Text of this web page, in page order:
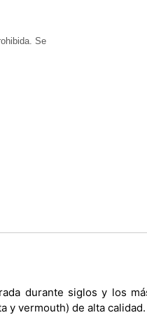
Se
durante siglos y los
y vermouth) de alta calidad.